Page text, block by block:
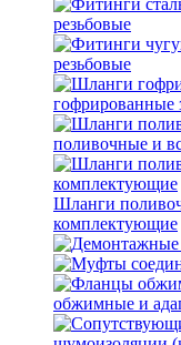
резьбовые
резьбовые
гофрированные
поливочные и
Шланги
комплектующие
обжимные и